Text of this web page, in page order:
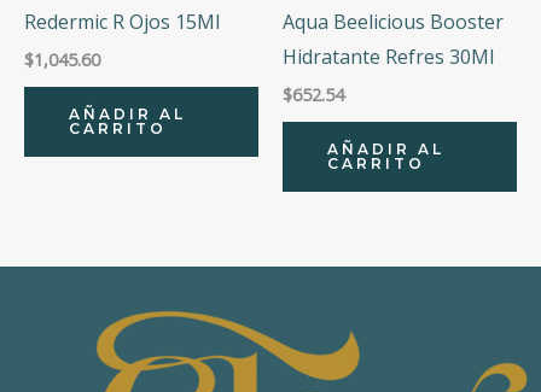
Redermic R Ojos 15Ml
$1,045.60
AÑADIR AL
CARRITO
Aqua Beelicious Booster
Hidratante Refres 30Ml
$652.54
AÑADIR AL
CARRITO